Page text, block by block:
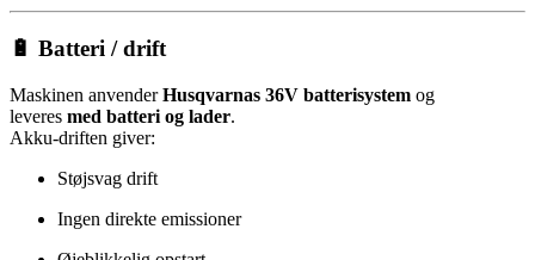
🔋 Batteri / drift
Maskinen anvenderHusqvarnas 36V batterisystem og
leveres med batteri og lader.
Akku-driften giver:
Støjsvag drift
Ingen direkte emissioner